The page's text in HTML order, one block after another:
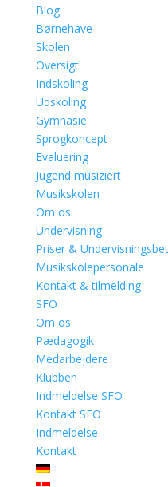
Blog
Børnehave
Skolen
Oversigt
Indskoling
Udskoling
Gymnasie
Sprogkoncept
Evaluering
Jugend musiziert
Musikskolen
Om os
Undervisning
Priser &
Musikskolepersonale
Kontakt & tilmelding
SFO
Om os
Pædagogik
Medarbejdere
Klubben
Indmeldelse SFO
Kontakt SFO
Indmeldelse
Kontakt